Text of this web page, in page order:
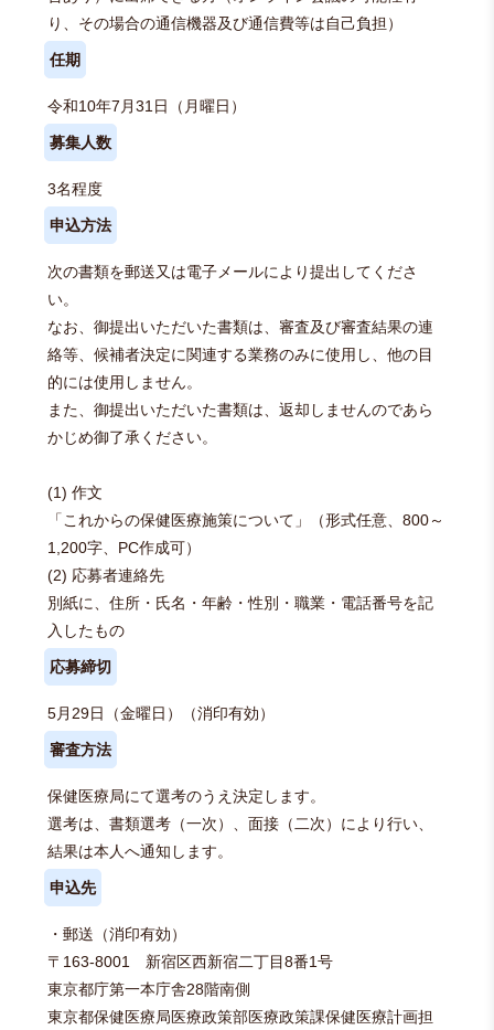
り、その場合の通信機器及び通信費等は自己負担）
任期
令和10年7月31日（月曜日）
募集人数
3名程度
申込方法
次の書類を郵送又は電子メールにより提出してくださ
い。
なお、御提出いただいた書類は、審査及び審査結果の連
絡等、候補者決定に関連する業務のみに使用し、他の目
的には使用しません。
また、御提出いただいた書類は、返却しませんのであら
かじめ御了承ください。
(1) 作文
「これからの保健医療施策について」（形式任意、800～
1,200字、PC作成可）
(2) 応募者連絡先
別紙に、住所・氏名・年齢・性別・職業・電話番号を記
入したもの
応募締切
5月29日（金曜日）（消印有効）
審査方法
保健医療局にて選考のうえ決定します。
選考は、書類選考（一次）、面接（二次）により行い、
結果は本人へ通知します。
申込先
・郵送（消印有効）
〒163-8001 新宿区西新宿二丁目8番1号
東京都庁第一本庁舎28階南側
東京都保健医療局医療政策部医療政策課保健医療計画担